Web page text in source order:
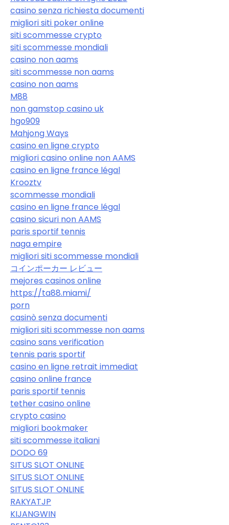
casino senza richiesta documenti
migliori siti poker online
siti scommesse crypto
siti scommesse mondiali
casino non aams
siti scommesse non aams
casino non aams
M88
non gamstop casino uk
hgo909
Mahjong Ways
casino en ligne crypto
migliori casino online non AAMS
casino en ligne france légal
Krooztv
scommesse mondiali
casino en ligne france légal
casino sicuri non AAMS
paris sportif tennis
naga empire
migliori siti scommesse mondiali
コインポーカー レビュー
mejores casinos online
https://ta88.miami/
porn
casinò senza documenti
migliori siti scommesse non aams
casino sans verification
tennis paris sportif
casino en ligne retrait immediat
casino online france
paris sportif tennis
tether casino online
crypto casino
migliori bookmaker
siti scommesse italiani
DODO 69
SITUS SLOT ONLINE
SITUS SLOT ONLINE
SITUS SLOT ONLINE
RAKYATJP
KIJANGWIN